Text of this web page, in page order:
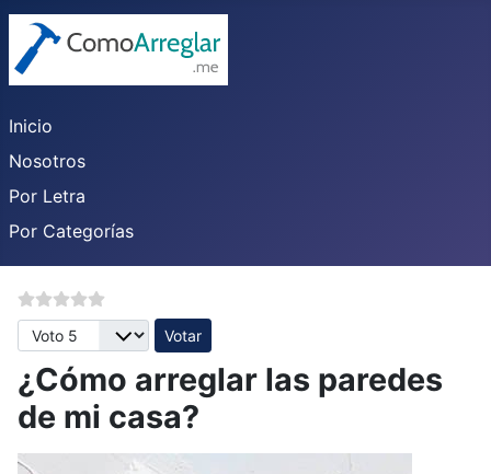
Inicio
Nosotros
Por Letra
Por Categorías
Por favor, vote
¿Cómo arreglar las paredes
de mi casa?